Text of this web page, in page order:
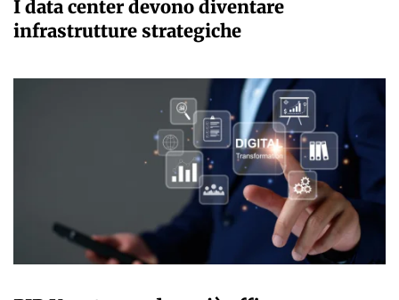
I data center devono diventare
infrastrutture strategiche